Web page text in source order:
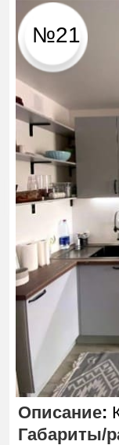
Описание:
Габариты/
№21